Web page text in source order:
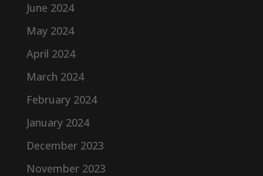
June 2024
May 2024
April 2024
March 2024
February 2024
January 2024
December 2023
November 2023